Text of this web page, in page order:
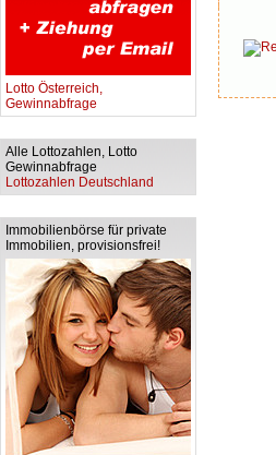
Lotto Österreich,
Gewinnabfrage
Alle Lottozahlen, Lotto
Gewinnabfrage
Lottozahlen Deutschland
Immobilienbörse für private
Immobilien, provisionsfrei!